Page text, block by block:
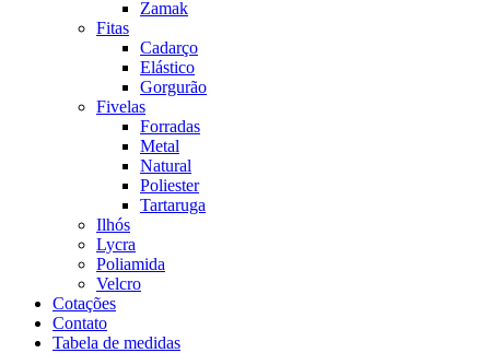
Zamak
Fitas
Cadarço
Elástico
Gorgurão
Fivelas
Forradas
Metal
Natural
Poliester
Tartaruga
Ilhós
Lycra
Poliamida
Velcro
Cotações
Contato
Tabela de medidas